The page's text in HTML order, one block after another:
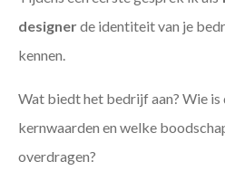
designerde identiteit van je
kennen.
Wat biedt het bedrijf aan? Wie
kernwaarden en welke
overdragen?